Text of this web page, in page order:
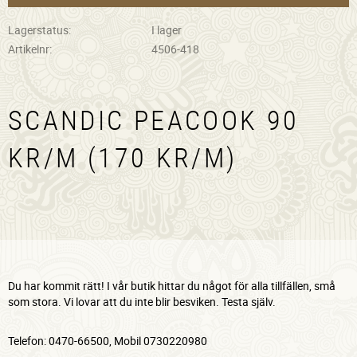
Lagerstatus
I lager
Artikelnr
4506-418
SCANDIC PEACOOK 90
KR/M (170 KR/M)
Du har kommit rätt! I vår butik hittar du något för alla tillfällen, små
som stora. Vi lovar att du inte blir besviken. Testa själv.
Telefon: 0470-66500, Mobil 0730220980